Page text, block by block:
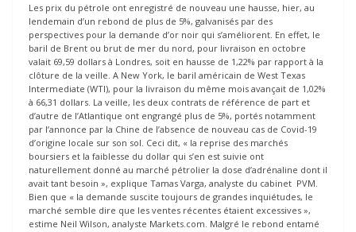
Les prix du pétrole ont enregistré de nouveau une hausse, hier, au
lendemain d’un rebond de plus de 5%, galvanisés par des
perspectives pour la demande d’or noir qui s’améliorent. En effet, le
baril de Brent ou brut de mer du nord, pour livraison en octobre
valait 69,59 dollars à Londres, soit en hausse de 1,22% par rapport à la
clôture de la veille. A New York, le baril américain de West Texas
Intermediate (WTI), pour la livraison du même mois avançait de 1,02%
à 66,31 dollars. La veille, les deux contrats de référence de part et
d’autre de l’Atlantique ont engrangé plus de 5%, portés notamment
par l’annonce par la Chine de l’absence de nouveau cas de Covid-19
d’origine locale sur son sol. Ceci dit, « la reprise des marchés
boursiers et la faiblesse du dollar qui s’en est suivie ont
naturellement donné au marché pétrolier la dose d’adrénaline dont il
avait tant besoin », explique Tamas Varga, analyste du cabinet PVM.
Bien que « la demande suscite toujours de grandes inquiétudes, le
marché semble dire que les ventes récentes étaient excessives »,
estime Neil Wilson, analyste Markets.com. Malgré le rebond entamé